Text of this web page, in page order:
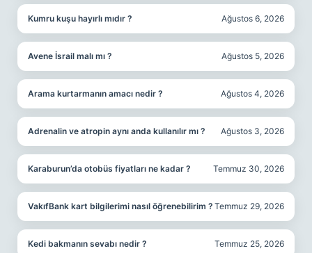
Kumru kuşu hayırlı mıdır ? Ağustos 6, 2026
Avene İsrail malı mı ? Ağustos 5, 2026
Arama kurtarmanın amacı nedir ? Ağustos 4, 2026
Adrenalin ve atropin aynı anda kullanılır mı ? Ağustos 3, 2026
Karaburun’da otobüs fiyatları ne kadar ? Temmuz 30, 2026
VakıfBank kart bilgilerimi nasıl öğrenebilirim ? Temmuz 29, 2026
Kedi bakmanın sevabı nedir ? Temmuz 25, 2026